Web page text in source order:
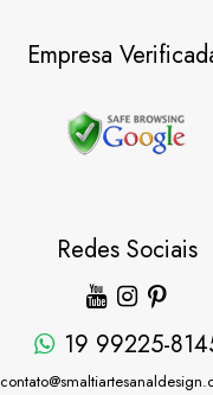
Empresa
Redes Sociais
19 99225-